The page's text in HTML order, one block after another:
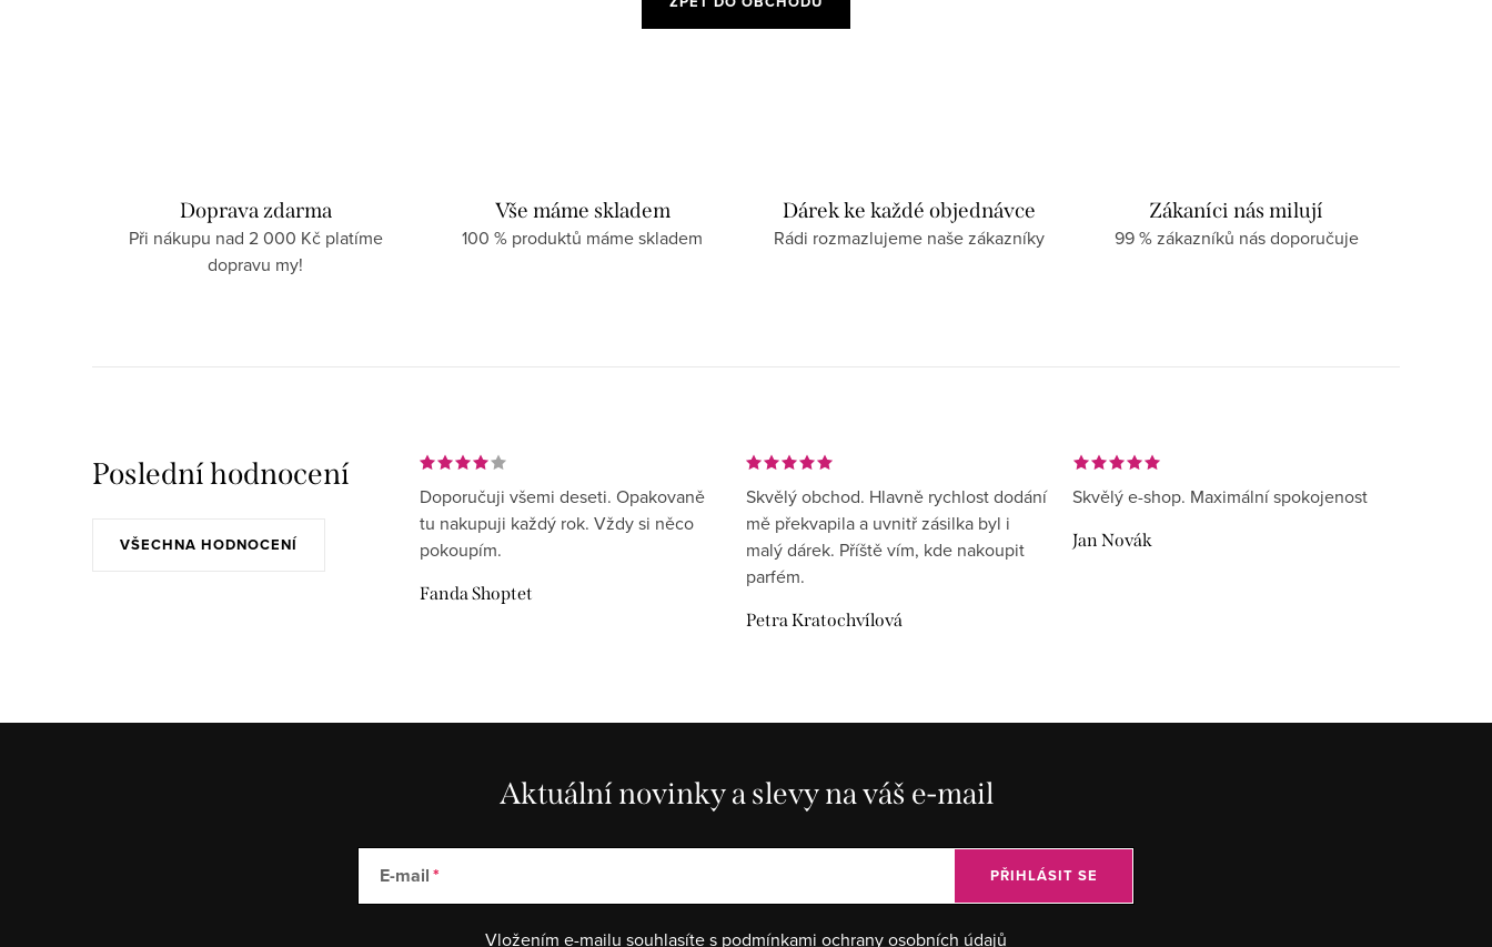
Doprava zdarma
Při nákupu nad 2 000 Kč platíme
dopravu my!
Vše máme skladem
100 % produktů máme skladem
Dárek ke každé objednávce
Rádi rozmazlujeme naše zákazníky
Zákaníci nás milují
99 % zákazníků nás doporučuje
Poslední hodnocení
VŠECHNA HODNOCENÍ
Doporučuji všemi deseti. Opakovaně
tu nakupuji každý rok. Vždy si něco
pokoupím.
Fanda Shoptet
Skvělý obchod. Hlavně rychlost dodání
mě překvapila a uvnitř zásilka byl i
malý dárek. Příště vím, kde nakoupit
parfém.
Petra Kratochvílová
Skvělý e-shop. Maximální spokojenost
Jan Novák
Aktuální novinky a slevy na váš e-mail
E-mail
Vložením e-mailu souhlasíte s podmínkami ochrany osobních údajů
PŘIHLÁSIT SE